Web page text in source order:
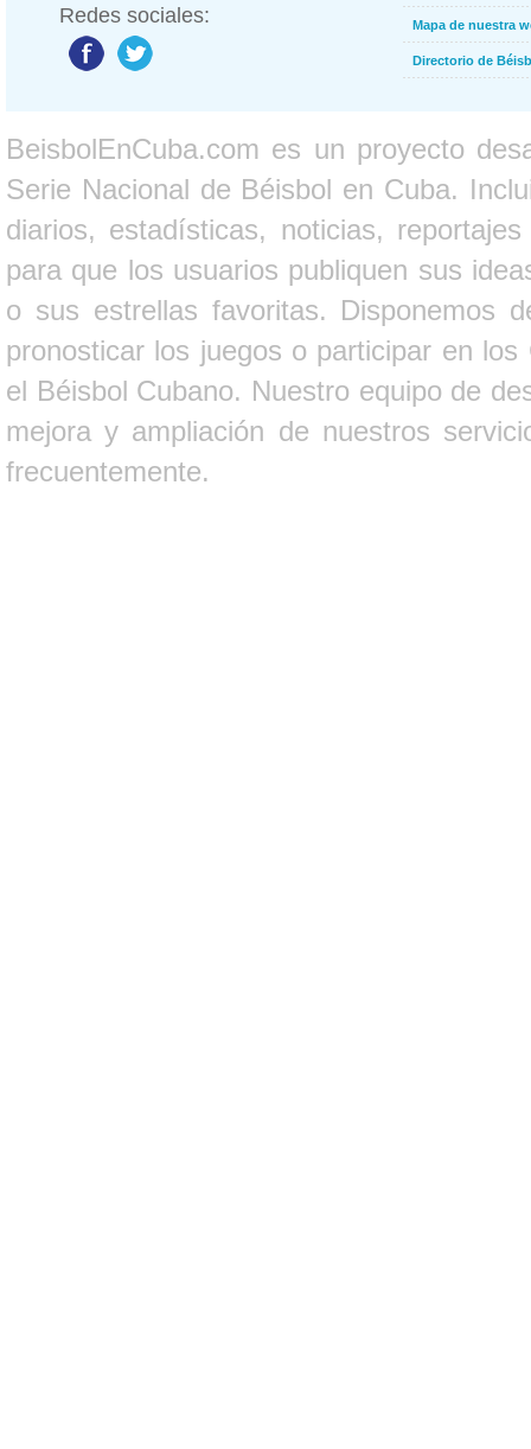
Redes sociales: Mapa de nuestra
Directorio de
BeisbolEnCuba.com es un proyecto
Serie Nacional de Béisbol en Cuba.
diarios, estadísticas, noticias,
para que los usuarios publiquen sus
o sus estrellas favoritas. Disponemos
pronosticar los juegos o participar en
el Béisbol Cubano. Nuestro equipo de
mejora y ampliación de nuestros
frecuentemente.